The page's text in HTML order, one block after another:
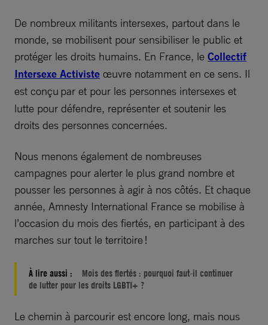
De nombreux militants intersexes, partout dans le
monde, se mobilisent pour sensibiliser le public et
protéger les droits humains. En France, le Collectif
Intersexe Activiste œuvre notamment en ce sens. Il
est conçu par et pour les personnes intersexes et
lutte pour défendre, représenter et soutenir les
droits des personnes concernées.
Nous menons également de nombreuses
campagnes pour alerter le plus grand nombre et
pousser les personnes à agir à nos côtés. Et chaque
année, Amnesty International France se mobilise à
l’occasion du mois des fiertés, en participant à des
marches sur tout le territoire !
À lire aussi :
Mois des fiertés : pourquoi faut-il continuer
de lutter pour les droits LGBTI+ ?
Le chemin à parcourir est encore long, mais nous